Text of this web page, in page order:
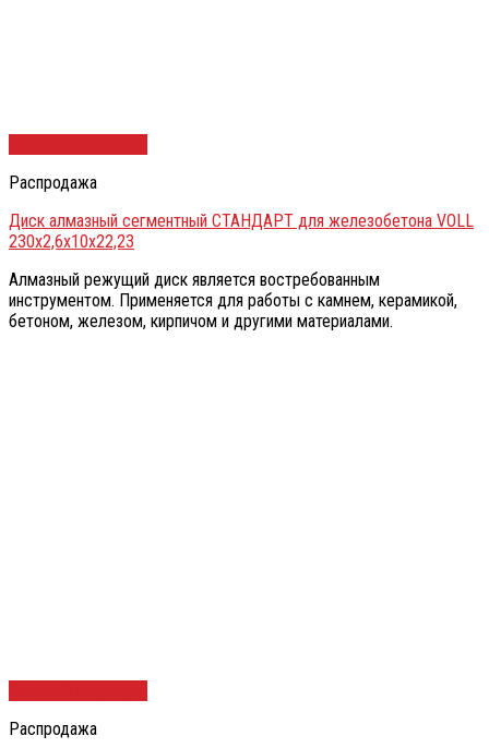
Распродажа
Диск алмазный сегментный СТАНДАРТ для железобетона VOLL
230х2,6х10х22,23
Алмазный режущий диск является востребованным
инструментом. Применяется для работы с камнем, керамикой,
бетоном, железом, кирпичом и другими материалами.
Распродажа